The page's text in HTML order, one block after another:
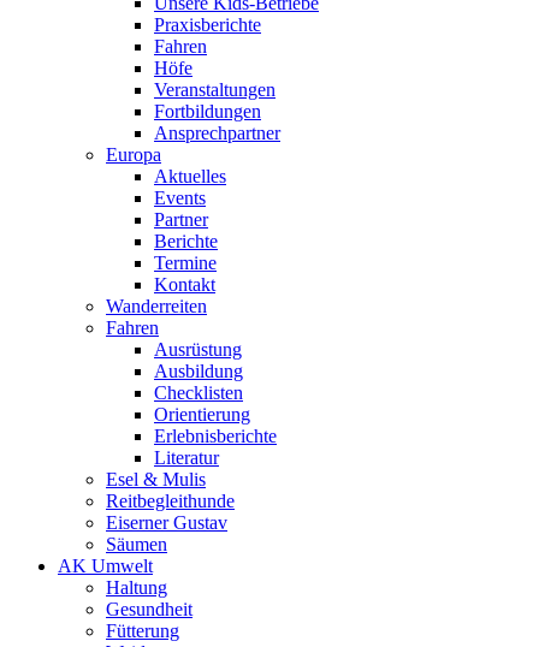
Praxisberichte
Fahren
Höfe
Veranstaltungen
Fortbildungen
Ansprechpartner
Europa
Aktuelles
Events
Partner
Berichte
Termine
Kontakt
Wanderreiten
Fahren
Ausrüstung
Ausbildung
Checklisten
Orientierung
Erlebnisberichte
Literatur
Esel & Mulis
Reitbegleithunde
Eiserner Gustav
Säumen
AK Umwelt
Haltung
Gesundheit
Fütterung